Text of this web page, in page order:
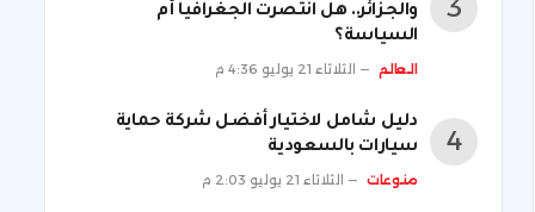
والجزائر.. هل انتصرت الجغرافيا أم
السياسة؟
العالم الثلاثاء 21 يوليو 4:36 م
دليل شامل لاختيار أفضل شركة حماية
سيارات بالسعودية
منوعات الثلاثاء 21 يوليو 2:03 م